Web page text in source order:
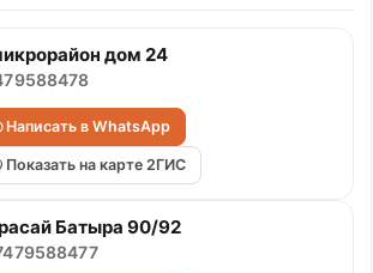
дом 24
Написать в WhatsApp
Показать на карте 2ГИС
Батыра 90/92